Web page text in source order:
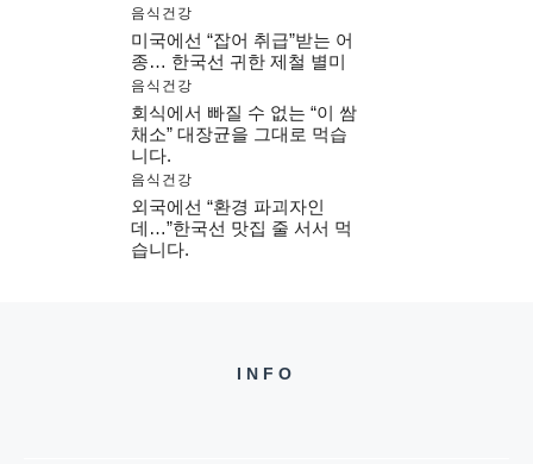
음식건강
미국에선 “잡어 취급”받는 어
종… 한국선 귀한 제철 별미
음식건강
회식에서 빠질 수 없는 “이 쌈
채소” 대장균을 그대로 먹습
니다.
음식건강
외국에선 “환경 파괴자인
데…”한국선 맛집 줄 서서 먹
습니다.
INFO